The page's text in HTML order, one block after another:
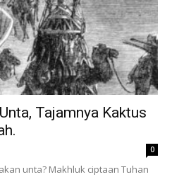
Tajamnya Kaktus
0
unta? Makhluk ciptaan Tuhan